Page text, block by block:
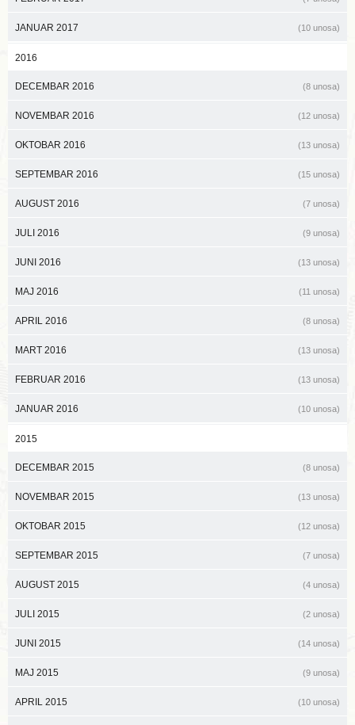
JANUAR 2017 (10 unosa)
2016
DECEMBAR 2016 (8 unosa)
NOVEMBAR 2016 (12 unosa)
OKTOBAR 2016 (13 unosa)
SEPTEMBAR 2016 (15 unosa)
AUGUST 2016 (7 unosa)
JULI 2016 (9 unosa)
JUNI 2016 (13 unosa)
MAJ 2016 (11 unosa)
APRIL 2016 (8 unosa)
MART 2016 (13 unosa)
FEBRUAR 2016 (13 unosa)
JANUAR 2016 (10 unosa)
2015
DECEMBAR 2015 (8 unosa)
NOVEMBAR 2015 (13 unosa)
OKTOBAR 2015 (12 unosa)
SEPTEMBAR 2015 (7 unosa)
AUGUST 2015 (4 unosa)
JULI 2015 (2 unosa)
JUNI 2015 (14 unosa)
MAJ 2015 (9 unosa)
APRIL 2015 (10 unosa)